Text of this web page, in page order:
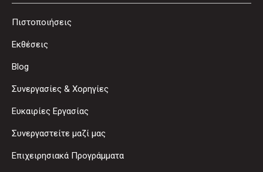
Πιστοποιήσεις
Εκθέσεις
Blog
Συνεργασίες & Χορηγίες
Ευκαιρίες Εργασίας
Συνεργαστείτε μαζί μας
Επιχειρησιακά Προγράμματα